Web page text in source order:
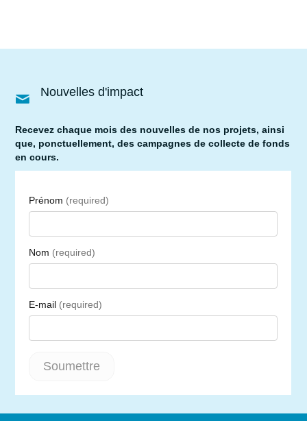
Nouvelles d'impact
Recevez chaque mois des nouvelles de nos projets, ainsi
que, ponctuellement, des campagnes de collecte de fonds
en cours.